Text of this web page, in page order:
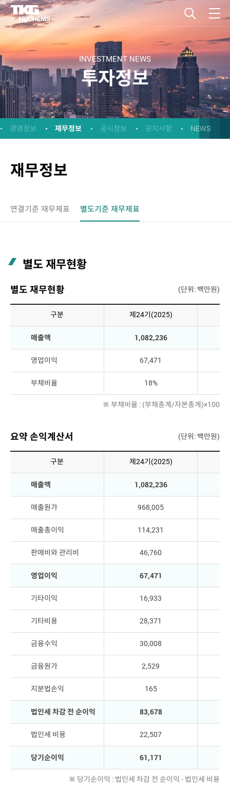
INVESTMENT NEWS
투자정보
경영정보 재무정보 공시정보 공지사항 NEWS
재무정보
연결기준 재무제표 별도기준 재무제표
별도 재무현황
별도 재무현황 (단위: 백만원)
구분 제24기(2025)
매출액 1,082,236
영업이익 67,471
부채비율 18%
※ 부채비율 : (부채총계/자본총계)×100
요약 손익계산서 (단위: 백만원)
구분 제24기(2025)
매출액 1,082,236
매출원가 968,005
매출총이익 114,231
판매비와 관리비 46,760
영업이익 67,471
기타이익 16,933
기타비용 28,371
금융수익 30,008
금융원가 2,529
지분법손익 165
법인세 차감 전 순이익 83,678
법인세 비용 22,507
당기순이익 61,171
※ 당기순이익 : 법인세 차감 전 순이익 - 법인세 비용